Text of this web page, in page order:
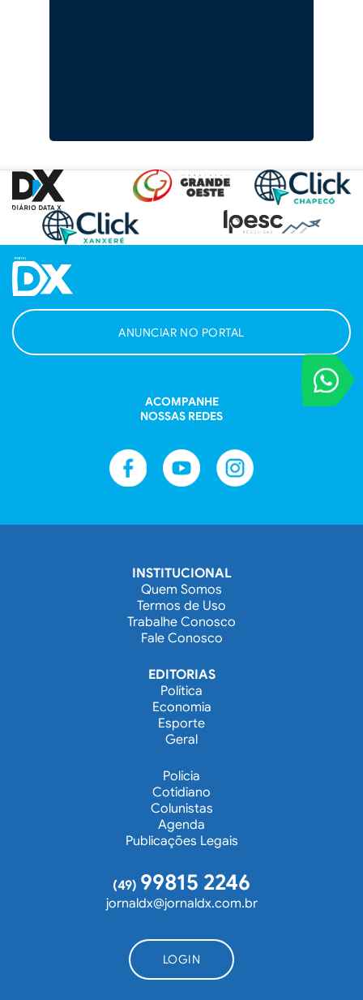
VOCÊ
Entre em
ANUNCIAR NO PORTAL
ACOMPANHE
NOSSAS REDES
INSTITUCIONAL
Quem Somos
Termos de Uso
Trabalhe Conosco
Fale Conosco
EDITORIAS
Política
Economia
Esporte
Geral
Polícia
Cotidiano
Colunistas
Agenda
Publicações Legais
(49) 99815 2246
jornaldx@jornaldx.com.br
LOGIN